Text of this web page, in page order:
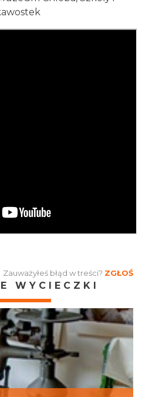
Zauważyłeś błąd w treści? ZGŁOŚ
WYCIECZKI